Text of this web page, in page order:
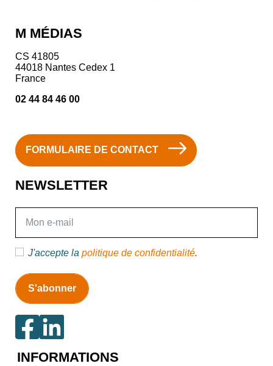
M MÉDIAS
CS 41805
44018 Nantes Cedex 1
France
02 44 84 46 00
FORMULAIRE DE CONTACT
NEWSLETTER
J'accepte la politique de confidentialité.
INFORMATIONS